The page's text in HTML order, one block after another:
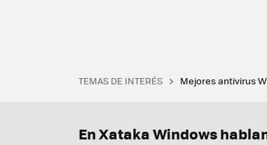
TEMAS DE INTERÉS Mejores antivirus
En Xataka Windows